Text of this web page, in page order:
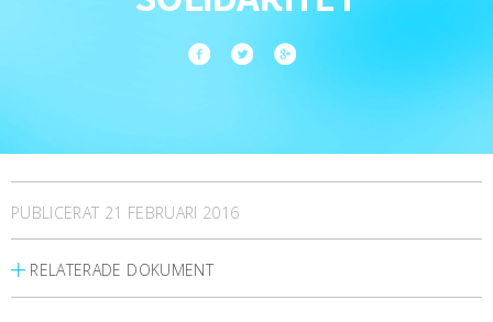
PUBLICERAT 21 FEBRUARI 2016
RELATERADE DOKUMENT